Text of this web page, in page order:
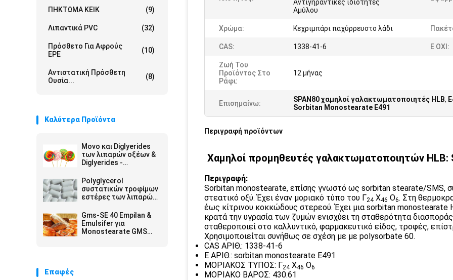
ΠΗΚΤΩΜΑ ΚΕΙΚ (9)
Λιπαντικά PVC (32)
Πρόσθετο Για Αφρούς
EPE
(10)
Αντιστατική Πρόσθετη
Ουσία...
(8)
Καλύτερα Προϊόντα
Μονο και Diglyerides
των λιπαρών οξέων &
Diglyerides -
GMS40
Polyglycerol
συστατικών τροφίμων
εστέρες των λιπαρών
Gms-SE 40 Empilan &
Emulsifer για
Monostearate GMS
Επαφές
Αντιγηραντικές ιδιότητες
Αμύλου
Χρώμα: Κεχριμπάρι παχύρρευστο λάδι
CAS: 1338-41-6 Ε ΟΧΙ:
Ζωή Του
Προϊόντος Στο
Ράφι:
12 μήνας
Επισημαίνω: SPAN80 χαμηλοί γαλακτωματοποιητές HLB,
Sorbitan Monostearate E491
Περιγραφή προϊόντων
Χαμηλοί προμηθευτές γαλακτωματοποιητών HLB:
Περιγραφή:
Sorbitan monostearate, επίσης γνωστό ως sorbitan stearate/SMS,
στεατικό οξύ. Έχει έναν μοριακό τύπο του Γ24 Χ46 Ο6. Στη
έως κίτρινου κοκκώδους στερεού. Έχει μια sorbitan monostearate
κρατά την υγρασία των ζυμών ενισχύει τη σταθερότητα
σταθεροποιεί στο καλλυντικό, φαρμακευτικό είδος, τροφές,
Χρησιμοποιείται συνήθως σε σχέση με με polysorbate 60.
CAS ΑΡΙΘ.: 1338-41-6
Ε ΑΡΙΘ.: sorbitan monostearate E491
ΜΟΡΙΑΚΟΣ ΤΥΠΟΣ: Γ24 Χ46 Ο6
ΜΟΡΙΑΚΟ ΒΑΡΟΣ: 430.61